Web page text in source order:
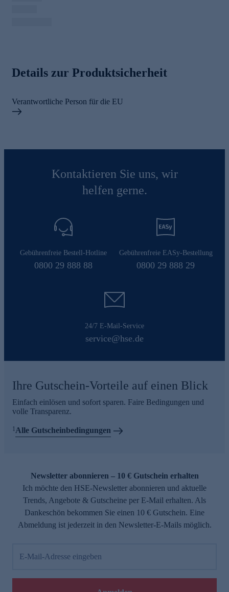
Details zur Produktsicherheit
Verantwortliche Person für die EU
Kontaktieren Sie uns, wir
helfen gerne.
Gebührenfreie Bestell-Hotline
0800 29 888 88
Gebührenfreie EASy-Bestellung
0800 29 888 29
24/7 E-Mail-Service
service@hse.de
Ihre Gutschein-Vorteile auf einen Blick
Einfach einlösen und sofort sparen. Faire Bedingungen und
volle Transparenz.
1 Alle Gutscheinbedingungen
Newsletter abonnieren – 10 € Gutschein erhalten
Ich möchte den HSE-Newsletter abonnieren und aktuelle
Trends, Angebote & Gutscheine per E-Mail erhalten. Als
Dankeschön bekommen Sie einen 10 € Gutschein. Eine
Abmeldung ist jederzeit in den Newsletter-E-Mails möglich.
E-Mail-Adresse eingeben